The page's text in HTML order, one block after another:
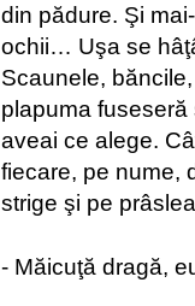
din pădure. Şi
ochii… Uşa se
Scaunele,
plapuma
aveai ce alege.
fiecare, pe nume,
strige şi pe
- Măicuţă dragă,